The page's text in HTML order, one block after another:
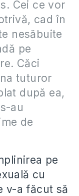
Cei ce vor
cad în
nesăbuite
pe
Căci
tuturor
după ea,
au
de
pe
cu
v-a făcut să